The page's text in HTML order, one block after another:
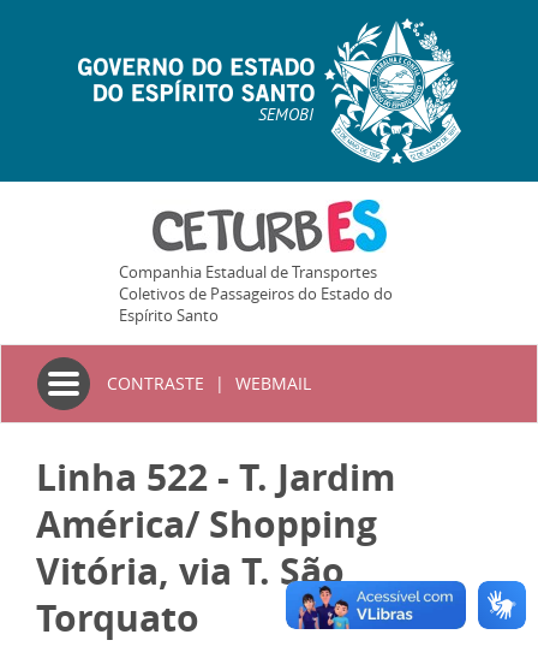
SEMOBI
Companhia Estadual de Transportes
Coletivos de Passageiros do Estado do
Espírito Santo
Toggle
navigation
CONTRASTE | WEBMAIL
Linha 522 - T. Jardim
América/ Shopping
Vitória, via T. São
Torquato